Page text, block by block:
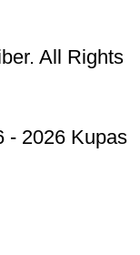
All Rights
- 2026 Kupas